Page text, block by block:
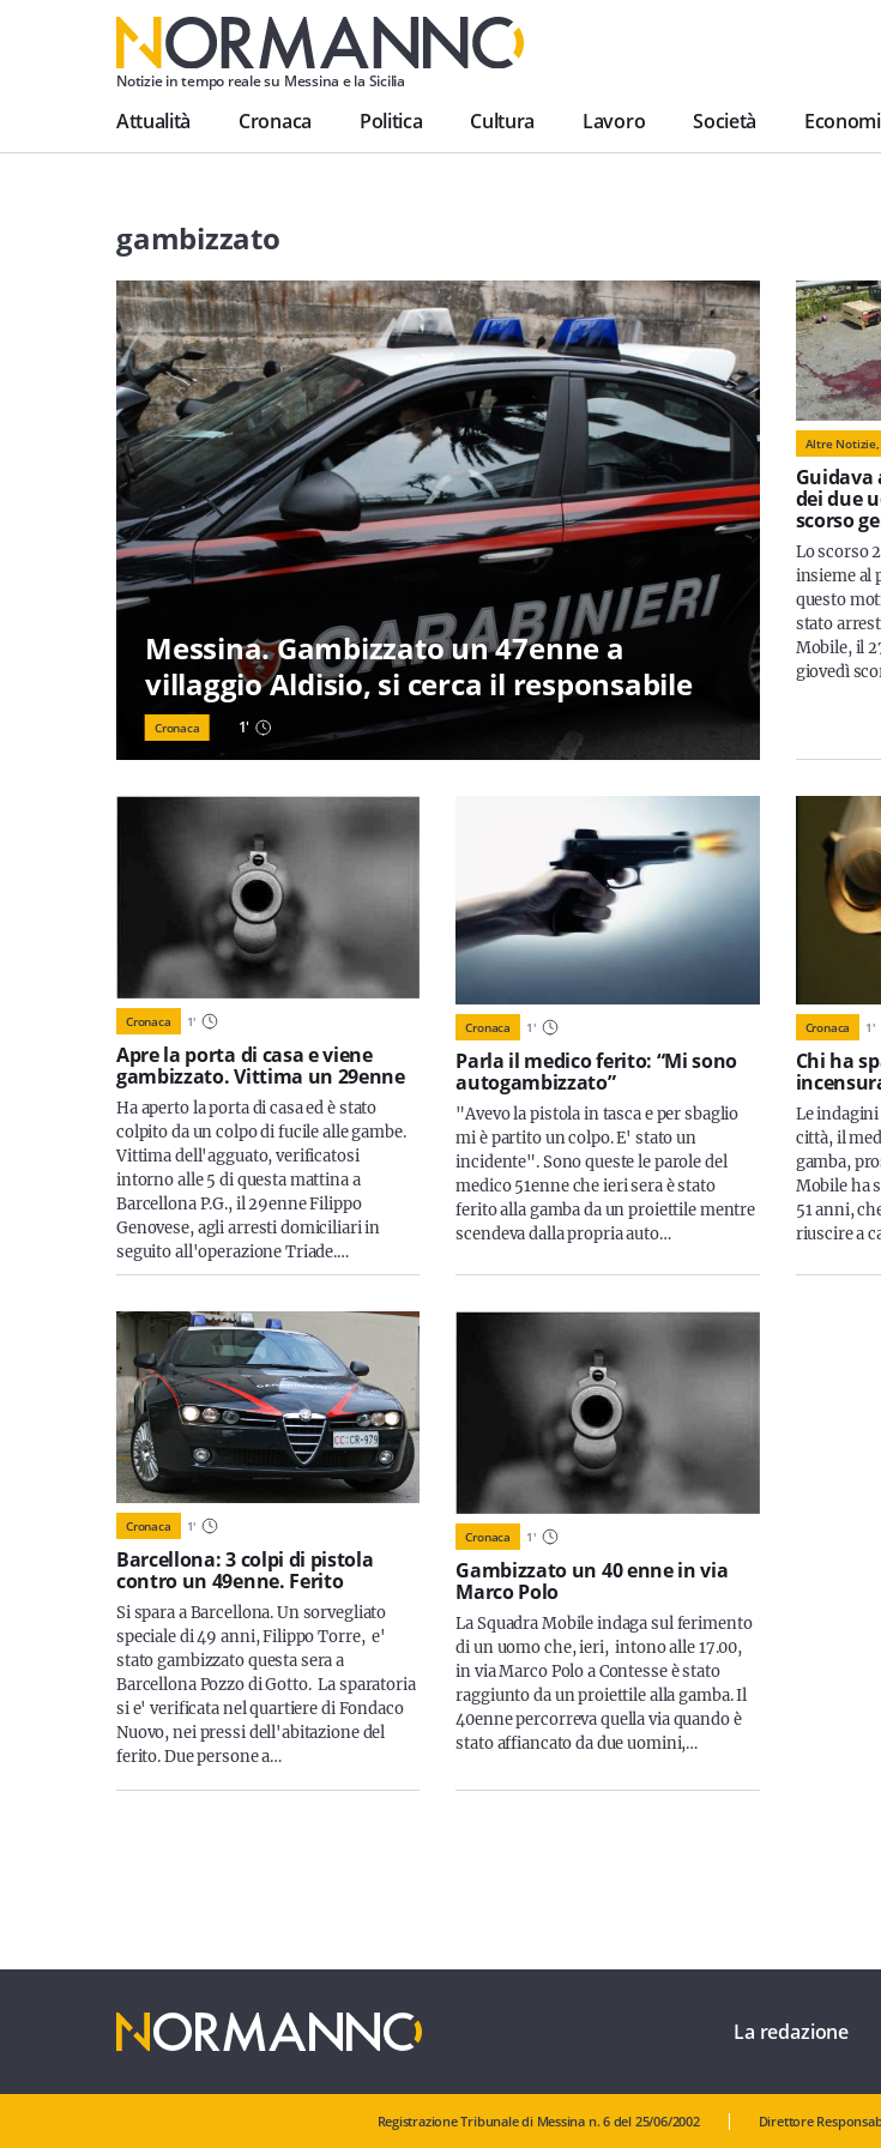
Notizie in tempo reale su Messina e la Sicilia
Attualità Cronaca Politica Cultura Lavoro Società
gambizzato
Messina. Gambizzato un 47enne a
villaggio Aldisio, si cerca il responsabile
Cronaca 1'
Altre Notizie,
dei due
scorso
Lo scorso
insieme al
questo
stato
Mobile, il
giovedì
Cronaca 1'
Apre la porta di casa e viene
gambizzato. Vittima un 29enne
Ha aperto la porta di casa ed è stato
colpito da un colpo di fucile alle gambe.
Vittima dell'agguato, verificatosi
intorno alle 5 di questa mattina a
Barcellona P.G., il 29enne Filippo
Genovese, agli arresti domiciliari in
seguito all'operazione Triade.…
Cronaca 1'
Parla il medico ferito: “Mi sono
autogambizzato”
"Avevo la pistola in tasca e per sbaglio
mi è partito un colpo. E' stato un
incidente". Sono queste le parole del
medico 51enne che ieri sera è stato
ferito alla gamba da un proiettile mentre
scendeva dalla propria auto…
Cronaca 1'
Chi ha
Le
città, il
gamba,
Mobile ha
51 anni,
riuscire a
Cronaca 1'
Barcellona: 3 colpi di pistola
contro un 49enne. Ferito
Si spara a Barcellona. Un sorvegliato
speciale di 49 anni, Filippo Torre, e'
stato gambizzato questa sera a
Barcellona Pozzo di Gotto. La sparatoria
si e' verificata nel quartiere di Fondaco
Nuovo, nei pressi dell'abitazione del
ferito. Due persone a…
Cronaca 1'
Gambizzato un 40 enne in via
Marco Polo
La Squadra Mobile indaga sul ferimento
di un uomo che, ieri, intono alle 17.00,
in via Marco Polo a Contesse è stato
raggiunto da un proiettile alla gamba. Il
40enne percorreva quella via quando è
stato affiancato da due uomini,…
La redazione
Registrazione Tribunale di Messina n. 6 del 25/06/2002 Direttore